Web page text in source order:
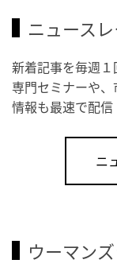
ニュース
新着記事を毎週
専門セミナーや
情報も最速で配信
ニ
ウーマン